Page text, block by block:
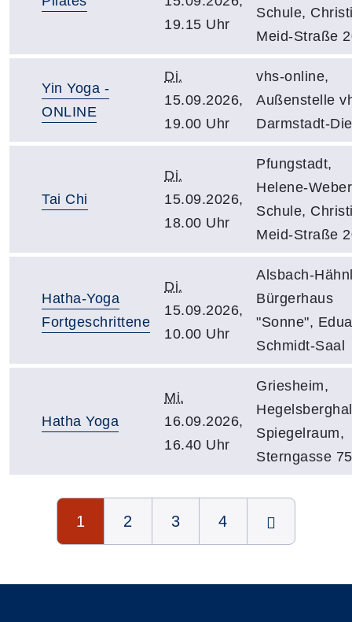
19.15 Uhr
Schule,
Meid-Straße
Yin Yoga -
ONLINE
Di.
15.09.2026,
19.00 Uhr
vhs-online,
Außenstelle
Darmstadt-
Tai Chi
Di.
15.09.2026,
18.00 Uhr
Pfungstadt,
Helene-
Schule,
Meid-Straße
Hatha-Yoga
Fortgeschrittene
Di.
15.09.2026,
10.00 Uhr
Alsbach-
Bürgerhaus
"Sonne",
Schmidt-Saal
Hatha Yoga
Mi.
16.09.2026,
16.40 Uhr
Griesheim,
Spiegelraum,
Sterngasse 75
Seite 1 von 4
1 2 3 4